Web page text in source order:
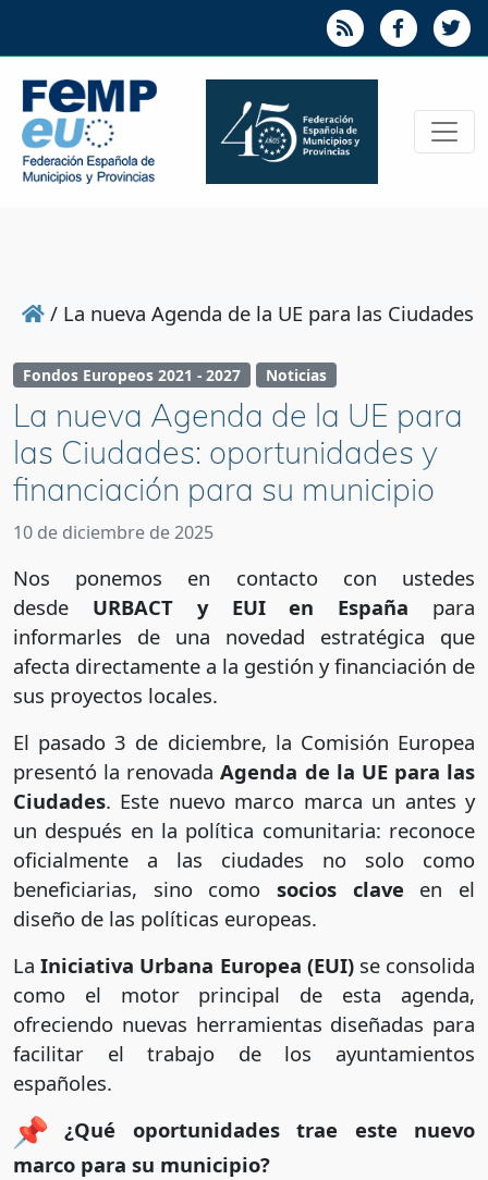
/ La nueva Agenda de la UE para las
Fondos Europeos 2021 - 2027 Noticias
La nueva Agenda de la UE para
las Ciudades: oportunidades y
financiación para su municipio
10 de diciembre de 2025
Nos ponemos en contacto con ustedes
desde URBACT y EUI en España para
informarles de una novedad estratégica que
afecta directamente a la gestión y financiación de
sus proyectos locales.
El pasado 3 de diciembre, la Comisión Europea
presentó la renovadaAgenda de la UE para las
Ciudades. Este nuevo marco marca un antes y
un después en la política comunitaria: reconoce
oficialmente a las ciudades no solo como
beneficiarias, sino como socios clave en el
diseño de las políticas europeas.
LaIniciativa Urbana Europea (EUI)se consolida
como el motor principal de esta agenda,
ofreciendo nuevas herramientas diseñadas para
facilitar el trabajo de los ayuntamientos
españoles.
¿Qué oportunidades trae este nuevo
marco para su municipio?